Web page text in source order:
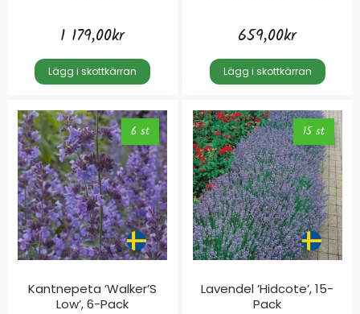
1 179,00kr
Lägg i skottkärran
659,00kr
Lägg i skottkärran
6 st
Kantnepeta ’Walker’S
Low’, 6-Pack
15 st
Lavendel ’Hidcote’, 15-
Pack